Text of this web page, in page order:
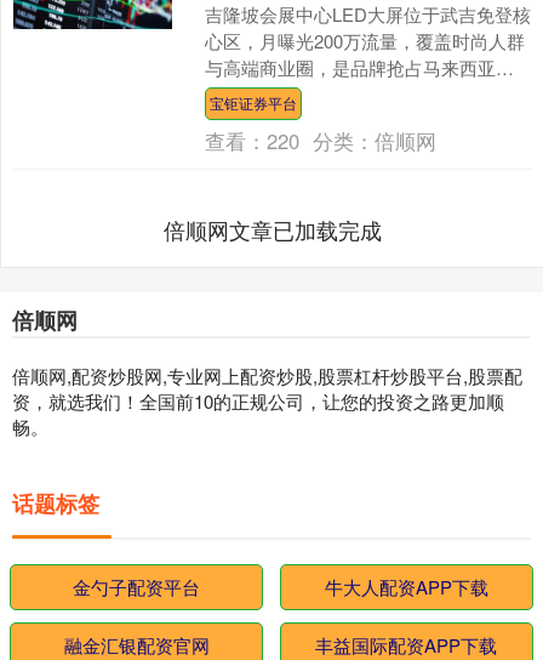
吉隆坡会展中心LED大屏位于武吉免登核
心区，月曝光200万流量，覆盖时尚人群
与高端商业圈，是品牌抢占马来西亚市
场的黄金点位。 马来西亚吉隆坡会展中
心led大屏，....
宝钜证券平台
查看：220 分类：倍顺网
倍顺网文章已加载完成
倍顺网
倍顺网,配资炒股网,专业网上配资炒股,股票杠杆炒股平台,股票配
资，就选我们！全国前10的正规公司，让您的投资之路更加顺
畅。
话题标签
金勺子配资平台 牛大人配资APP下载
融金汇银配资官网 丰益国际配资APP下载